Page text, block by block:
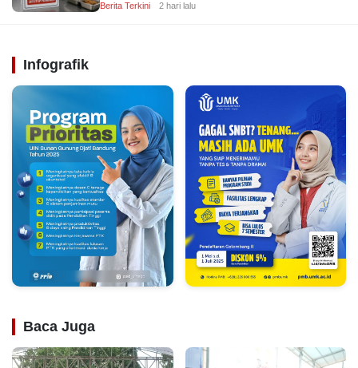
Berita Terkini 2 hari lalu
Infografik
Baca Juga